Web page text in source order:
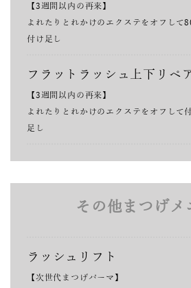
【3週間以内の再来】
よれたりとれかけのエクステをオフして
付け足し
フラットラッシュ上下リペ
【3週間以内の再来】
よれたりとれかけのエクステをオフして
足し
その他まつげメ
ラッシュリフト
【次世代まつげパーマ】